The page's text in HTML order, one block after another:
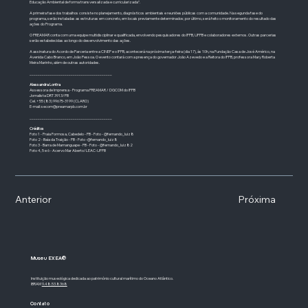
Educação Ambiental de forma transversalizada e curricularizada”.
A primeira fase dos trabalhos consiste no planejamento, diagnósticos ambientais e reuniões públicas com a comunidade. Na segunda fase do
programa, serão instaladas as estruturas em concreto, em locais previamente determinados; por último, será feito o monitoramento do resultado das
ações do Programa.
O PREAMAR conta com uma equipe multidisciplinar e qualificada, envolvendo pesquisadores do IFPB, UFPB e colaboradores externos. Outras parcerias
serão estabelecidas ao longo do desenvolvimento das ações.
A assinatura do Acordo de Parceria entre a CINEP e o IFPB, acontecerá na próxima terça-feira (dia 17), às 10h, na Fundação Casa de José Américo, na
Avenida Cabo Branco, em João Pessoa. O evento contará com a presença do governador João Azevedo e a Reitora do IFPB, professora Mary Roberta
Meira Marinho, além de outras autoridades.
Alessandra Lontra
Assessora de Imprensa - Programa PREAMAR / DGCOM do IFPB
Jornalista DRT 3913/PB
Cel. +55 (83) 99675-3199 (CLARO)
E-mail:secom@preamarpb.com.br
Créditos
Foto 1 - Praia Formosa, Cabedelo - PB - Foto - @fernando_luiz8
Foto 2 - Baía da Traição - PB - Foto -@fernando_luiz8
Foto 3 - Barra de Mamanguape - PB - Foto - @fernando_luiz82
Foto 4, 5 e 6 - Acervo Mar Aberto/LEAC-UFPB
Anterior Próxima
Museu EXEA®
Instituição museológica dedicada ao patrimônio cultural marítimo do Oceano Atlântico.
IBRAM9.48.53.8368
Contato